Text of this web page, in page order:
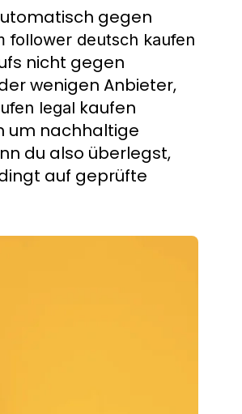
gegen
follower deutsch kaufen
nicht gegen
wenigen Anbieter,
legal kaufen
um nachhaltige
du also überlegst,
auf geprüfte